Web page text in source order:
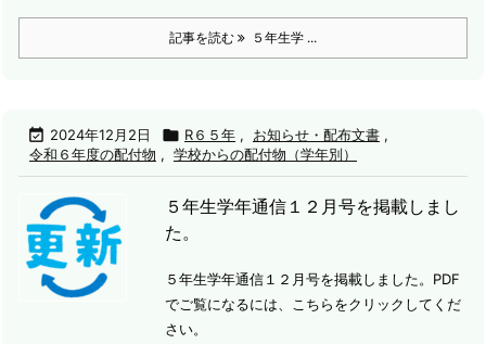
記事を読む ５年生学 ...
 2024年12月2日  R６５年 , お知らせ・配布文書 ,
令和６年度の配付物 , 学校からの配付物（学年別）
５年生学年通信１２月号を掲載しまし
た。
５年生学年通信１２月号を掲載しました。 PDF
でご覧になるには、こちらをクリックしてくだ
さい。